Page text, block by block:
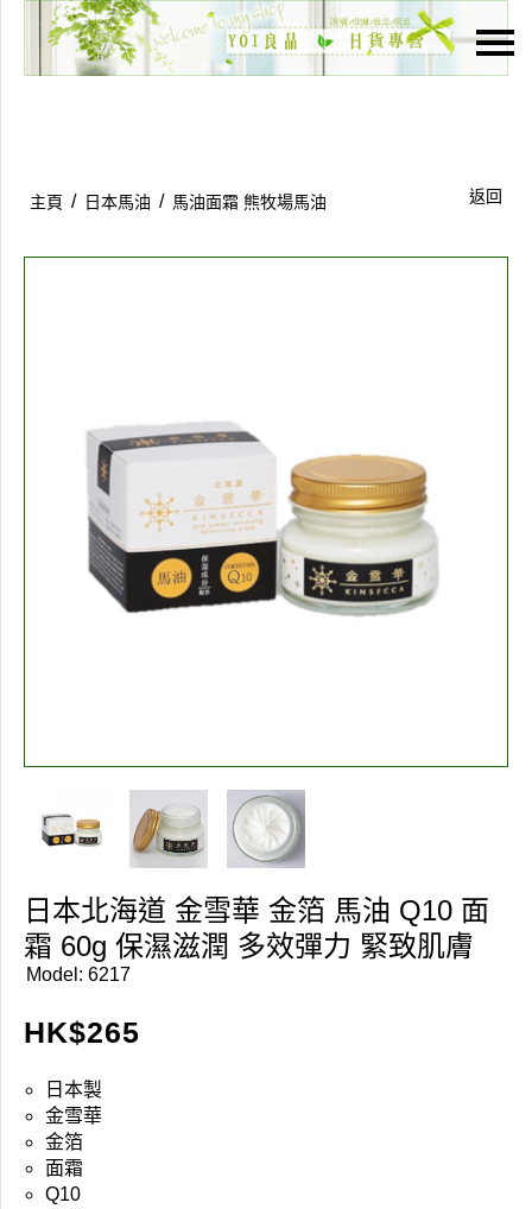
主頁
主頁 / 日本馬油 / 馬油面霜 熊牧場馬油 返回
日本北海道 金雪華 金箔 馬油 Q10 面
霜 60g 保濕滋潤 多效彈力 緊致肌膚
Model: 6217
HK$265
日本製
金雪華
金箔
面霜
Q10